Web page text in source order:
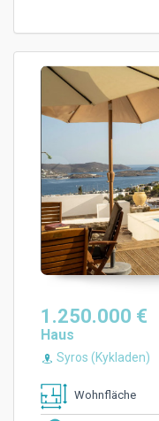
1.250.000 €
Haus
Syros (Kykladen)
Wohnfläche